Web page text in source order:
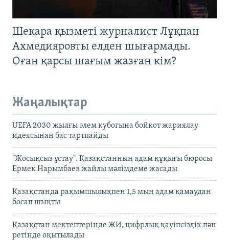
Шекара қызметі журналист Лұқпан
Ахмедияровты елден шығармады.
Оған қарсы шағым жазған кім?
Жаңалықтар
UEFA 2030 жылғы әлем кубогына бойкот жариялау
идеясынан бас тартпайды
"Жосықсыз ұстау". Қазақстанның адам құқығы бюросы
Ермек Нарымбаев жайлы мәлімдеме жасады
Қазақстанда рақымшылықпен 1,5 мың адам қамаудан
босап шықты
Қазақстан мектептерінде ЖИ, цифрлық қауіпсіздік пән
ретінде оқытылады